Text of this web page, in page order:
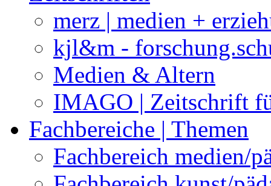
merz | medien +
kjl&m -
Medien & Altern
IMAGO | Zeitschrift
Fachbereiche | Themen
Fachbereich medien/